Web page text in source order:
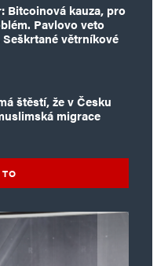
Bitcoinová kauza, pro
Pavlovo veto
větrníkové
štěstí, že v Česku
migrace